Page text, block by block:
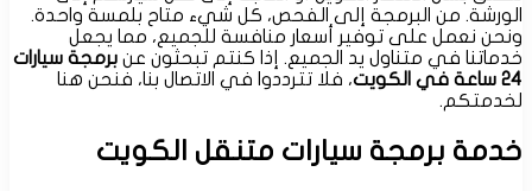
الورشة. من البرمجة إلى الفحص، كل شيء متاح بلمسة واحدة.
ونحن نعمل على توفير أسعار منافسة للجميع، مما يجعل
خدماتنا في متناول يد الجميع. إذا كنتم تبحثون عن برمجة سيارات
24 ساعة في الكويت
، فلا تترددوا في الاتصال بنا، فنحن هنا
لخدمتكم.
خدمة برمجة سيارات متنقل الكويت